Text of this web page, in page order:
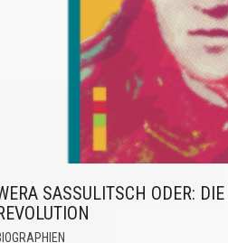
SASSULITSCH ODER: